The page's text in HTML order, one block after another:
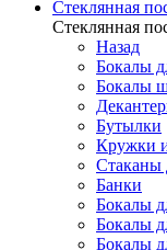
Стеклянная
Стеклянная
Назад
Бокалы
Бокалы
Бутылки
Кружки
Стаканы
Банки
Бокалы
Бокалы
Бокалы